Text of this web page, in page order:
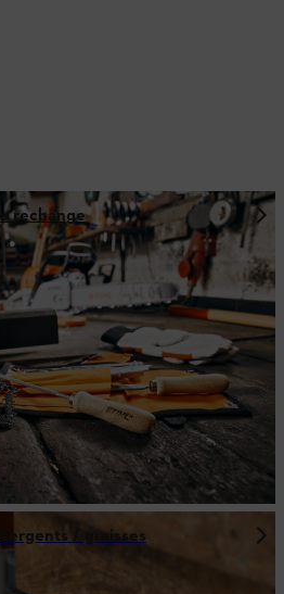
rechange
/ graisses